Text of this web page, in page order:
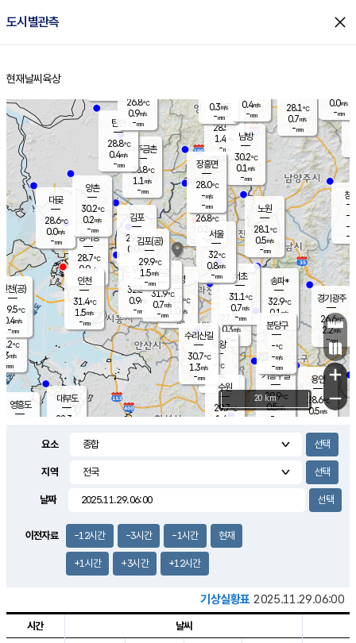
도시별관측 close
홈
현재날씨 육상
의도
℃
m/s
mm
영흥도
양주
28.5℃
1.4
-mm
과천
27.7℃
0.3m/s
- mm
용인
28.6℃
0.5m/s
경기광주
26.6℃
2.2m/s
-mm
0.3m/s
대부도
28.3
경서동
28.7℃
0.0m/s
-mm
파주금촌
28.8℃
1.1 m/s
-mm
28.1℃
0.7m/s
-mm
대곶
28.6℃
0.0m/s
-mm
창
-
-m/
-
탄현
28.8℃
0.4m/s
-mm
0.0m/s
-mm
의왕
- ℃
m/s
mm
김포
29.9℃
0.0 m/s
mm
광명
33.0
℃
1.0 m/s
-mm
부천
32.3℃
0.9m/s
-mm
양촌
30.2℃
0.2m/s
-mm
구로
31.9℃
0.7m/s
-mm
은평
26.8℃
0.2 m/s
- mm
노원
28.1℃
0.5m/s
-mm
송파*
32.9℃
0.1 m/s
-mm
서초
31.1℃
0.7m/s
-mm
남방
30.2℃
0.1 m/s
-mm
기흥구갈
29.9℃
0.5m/s
-
수리산길
30.7℃
1.3m/s
-mm
분당구
-℃
-m/s
-mm
장흥면
28.0℃
-m/s
-mm
0.3m/s
-mm
인천(공)
29.5℃
0.4m/s
-mm
김포(공)
29.9℃
1.5m/s
-mm
수원
29.7℃
1.4 m/s
인천
31.4℃
1.5m/s
-mm
서울
32℃
0.8m/s
-mm
26.8℃
0.9m/s
-mm
0.4m/s
-mm
+
−
20 km
요소
지역
날짜
이전자료 -12시간 -3시간 -1시간 현재
+1시간 +3시간 +12시간
기상실황표 2025.11.29.06:00
시간 날씨